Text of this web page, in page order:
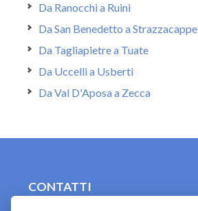
Da Ranocchi a Ruini
Da San Benedetto a Strazzacappe
Da Tagliapietre a Tuate
Da Uccelli a Usberti
Da Val D'Aposa a Zecca
CONTATTI